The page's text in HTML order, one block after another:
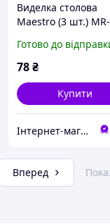
Виделка столова
Maestro (3 шт.) MR-
Готово до
78₴
Купити
Інтернет-магазин "Техно вовки"
Вперед